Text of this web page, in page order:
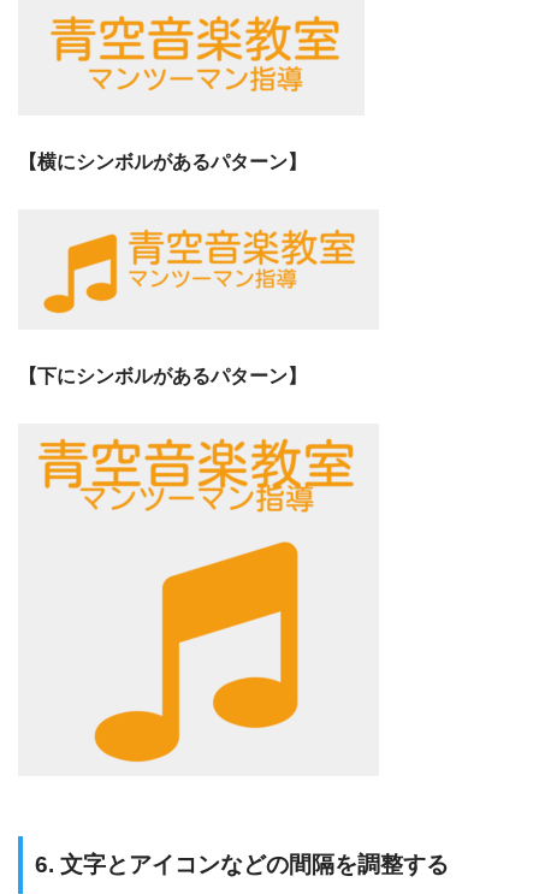
【横にシンボルがあるパターン】
【下にシンボルがあるパターン】
6. 文字とアイコンなどの間隔を調整する